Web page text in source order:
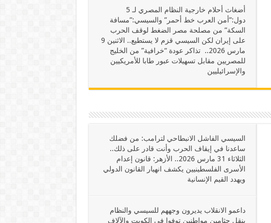
أضغاث أحلام خارجية النظام المصري لـ 5
دول:”أمن العرب خط أحمر” والسيسي:”مسافة
السكة” من مصلحة مصر الضغط لوقف الحرب
على إيران لكن السيسي قزم لا يستطيع.. الاثنين 9
مارس 2026.. تذاكر عودة “خرافية” من الخليج
للمصريين مقابل تسهيلات عبور طابا للأمريكيين
والإسرائيليين
السيسي الفاشل الانبطاحي لترامب: من فضلك
ساعدنا في إيقاف الحرب وأنت قادر على ذلك..
الثلاثاء 31 مارس 2026.. الأزهر: قانون إعدام
الأسرى الفلسطينيين يكشف انهيار القانون الدولي
ويهدد القيم الإنسانية
داعمو الانقلاب يديرون وجههم للسيسي والنظام
ينقل جثامين مواطنين توفوا في الكويت والآلاف